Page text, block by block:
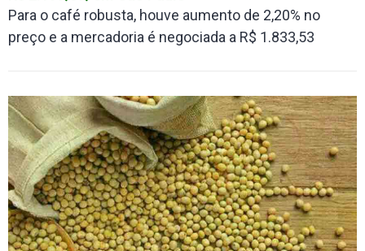
Para o café robusta, houve aumento de 2,20% no
preço e a mercadoria é negociada a R$ 1.833,53